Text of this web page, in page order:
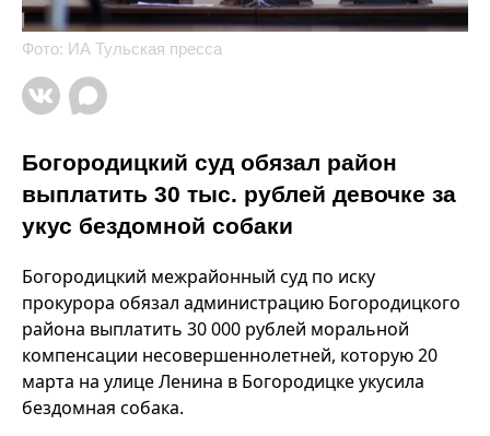
Фото: ИА Тульская пресса
Богородицкий суд обязал район
выплатить 30 тыс. рублей девочке за
укус бездомной собаки
Богородицкий межрайонный суд по иску
прокурора обязал администрацию Богородицкого
района выплатить 30 000 рублей моральной
компенсации несовершеннолетней, которую 20
марта на улице Ленина в Богородицке укусила
бездомная собака.